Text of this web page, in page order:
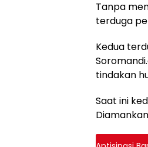
Tanpa
terduga
Kedua
tindakan
Saat ini